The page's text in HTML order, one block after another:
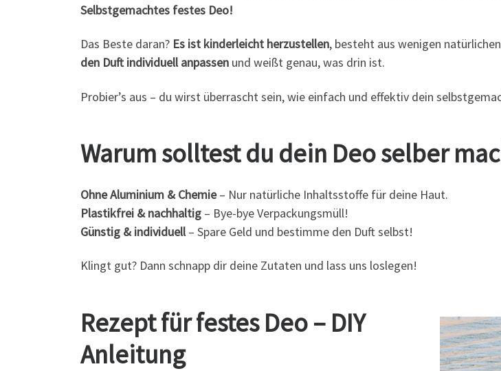
Selbstgemachtes festes Deo!
Das Beste daran? Es ist kinderleicht herzustellen, besteht aus wenigen
den Duft individuell anpassen und weißt genau, was drin ist.
Probier’s aus – du wirst überrascht sein, wie einfach und effektiv dein
Warum solltest du dein Deo selber
Ohne Aluminium & Chemie– Nur natürliche Inhaltsstoffe für deine Haut.
Plastikfrei & nachhaltig – Bye-bye Verpackungsmüll!
Günstig & individuell– Spare Geld und bestimme den Duft selbst!
Klingt gut? Dann schnapp dir deine Zutaten und lass uns loslegen!
Rezept für festes Deo – DIY
Anleitung